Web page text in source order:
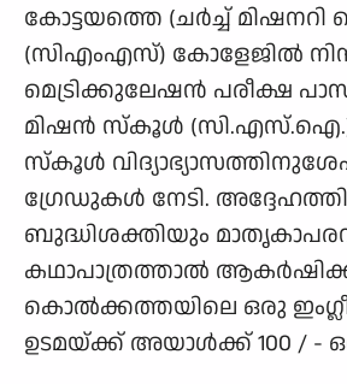
കോട്ടയത്തെ (ചർച്ച്
(സിഎംഎസ്) കോളേജിൽ
മെട്രിക്കുലേഷൻ പരീക്ഷ
മിഷൻ സ്കൂൾ (സി.എസ്.ഐ.)
സ്കൂൾ
ഗ്രേഡുകൾ നേടി.
ബുദ്ധിശക്തിയും
കഥാപാത്രത്താൽ
കൊൽക്കത്തയിലെ ഒരു
ഉടമയ്ക്ക് അയാൾക്ക് 100 / -